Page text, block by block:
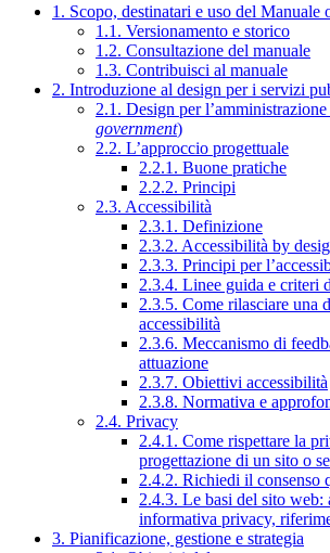
1. Scopo, destinatari e uso del Manuale
1.1. Versionamento e storico
1.2. Consultazione del manuale
1.3. Contribuisci al manuale
2. Introduzione al design per i servizi
2.1. Design per
government)
2.2. L’approccio progettuale
2.2.1. Buone pratiche
2.2.2. Principi
2.3. Accessibilità
2.3.1. Definizione
2.3.2. Accessibilità by
2.3.3. Principi per
2.3.4. Linee guida e criteri
2.3.5. Come rilasciare una
accessibilità
2.3.6. Meccanismo di
attuazione
2.3.7. Obiettivi accessibilità
2.3.8. Normativa e
2.4. Privacy
2.4.1. Come rispettare la
progettazione di un sito o
2.4.2. Richiedi il consenso
2.4.3. Le basi del sito web:
informativa privacy,
3. Pianificazione, gestione e strategia